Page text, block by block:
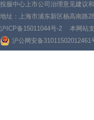
投服中心上市公司治理意见建议
地址：上海市浦东新区杨高南路
沪ICP备15011044号-2 本网站
沪公网安备31011502012461